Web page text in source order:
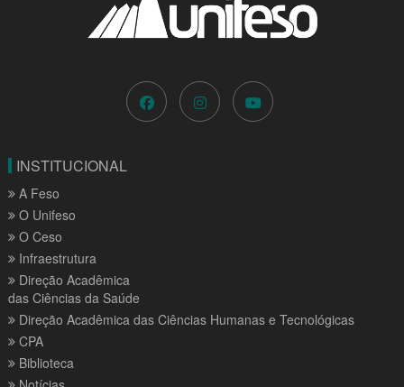
INSTITUCIONAL
A Feso
O Unifeso
O Ceso
Infraestrutura
Direção Acadêmica
das Ciências da Saúde
Direção Acadêmica das Ciências Humanas e Tecnológicas
CPA
Biblioteca